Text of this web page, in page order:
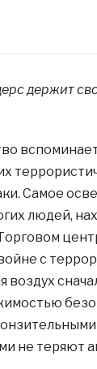
держит
Самое
людей,
с
воздух
не теряют